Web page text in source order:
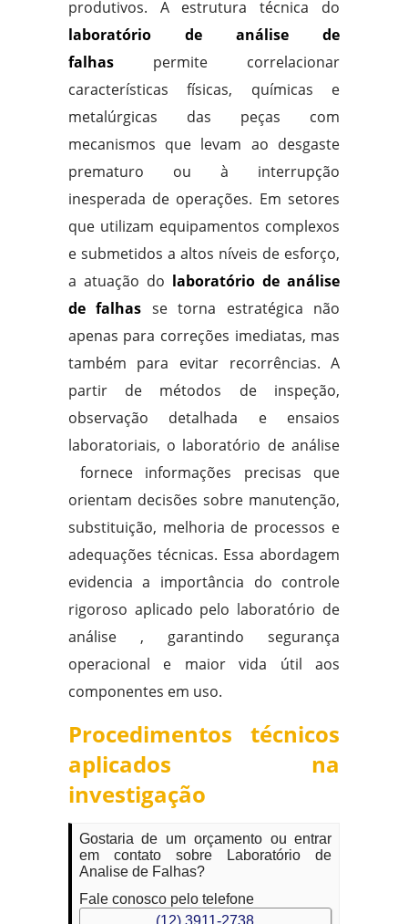
produtivos. A estrutura técnica do
laboratório de análise de
falhas permite correlacionar
características físicas, químicas e
metalúrgicas das peças com
mecanismos que levam ao desgaste
prematuro ou à interrupção
inesperada de operações. Em setores
que utilizam equipamentos complexos
e submetidos a altos níveis de esforço,
a atuação do laboratório de análise
de falhas se torna estratégica não
apenas para correções imediatas, mas
também para evitar recorrências. A
partir de métodos de inspeção,
observação detalhada e ensaios
laboratoriais, o laboratório de análise
fornece informações precisas que
orientam decisões sobre manutenção,
substituição, melhoria de processos e
adequações técnicas. Essa abordagem
evidencia a importância do controle
rigoroso aplicado pelo laboratório de
análise , garantindo segurança
operacional e maior vida útil aos
componentes em uso.
Procedimentos técnicos
aplicados na
investigação
Gostaria de um orçamento ou entrar
em contato sobre Laboratório de
Analise de Falhas?
Fale conosco pelo telefone
(12) 3911-2738